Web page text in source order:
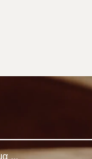
και spa. Γι' αυτό